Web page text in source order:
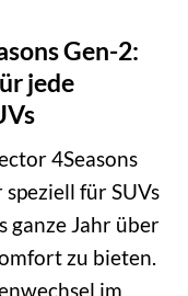
Gen-2:
jede
4Seasons
speziell für SUVs
ganze Jahr über
zu bieten.
im